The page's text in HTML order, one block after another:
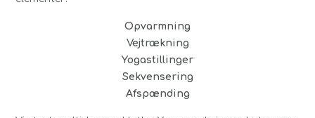
Opvarmning
Vejtrækning
Yogastillinger
Sekvensering
Afspænding